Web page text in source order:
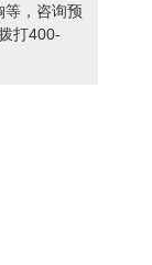
等，咨询预
打400-